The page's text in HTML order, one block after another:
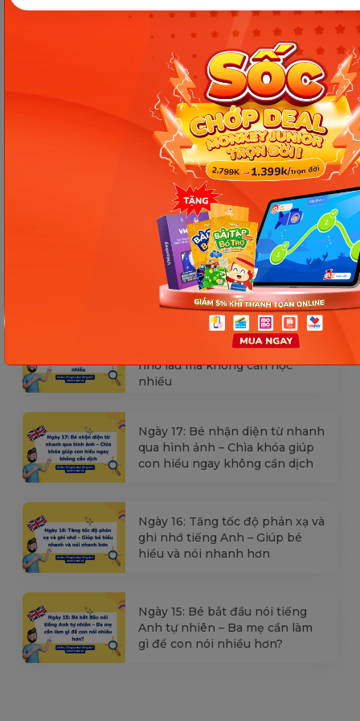
Các Bài Viết Mới Nhất
[Thảo luận] Cơn thịnh nộ (ăn
vạ) của trẻ | Kỷ luật tích cực #17
Ngày 18: Vì sao bé nhanh quên
từ tiếng Anh? Cách giúp con
nhớ lâu mà không cần học
nhiều
Ngày 17: Bé nhận diện từ nhanh
qua hình ảnh – Chìa khóa giúp
con hiểu ngay không cần dịch
Ngày 16: Tăng tốc độ phản xạ và
ghi nhớ tiếng Anh – Giúp bé
hiểu và nói nhanh hơn
Ngày 15: Bé bắt đầu nói tiếng
Anh tự nhiên – Ba mẹ cần làm
gì để con nói nhiều hơn?